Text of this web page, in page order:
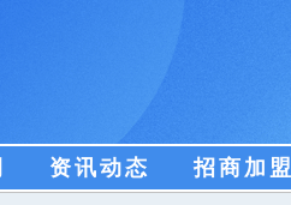
资讯动态 招商加盟